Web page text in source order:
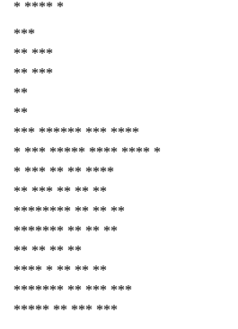
* **** *
***
** ***
** ***
**
**
*** ****** *** ****
* *** ***** **** **** *
* *** ** ** ****
** *** ** ** **
******** ** ** **
******* ** ** **
** ** ** **
**** * ** ** **
******* ** *** ***
***** ** *** ***